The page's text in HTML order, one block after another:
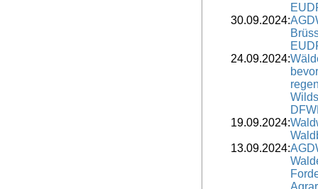
30.09.2024:
24.09.2024:
19.09.2024:
13.09.2024: